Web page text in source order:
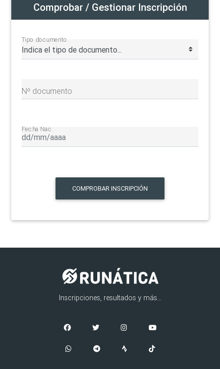
Comprobar / Gestionar Inscripción
Tipo documento
Nº documento
Fecha Nac.
COMPROBAR INSCRIPCIÓN
Inscripciones, resultados y más...